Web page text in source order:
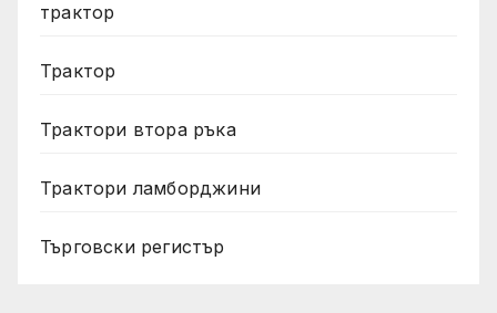
трактор
Трактор
Трактори втора ръка
Трактори ламборджини
Търговски регистър